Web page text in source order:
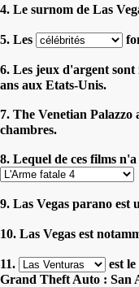
4. Le surnom de Las
5. Les
6. Les jeux d'argent
ans aux Etats-Unis.
7. The Venetian Palazzo
chambres.
8. Lequel de ces films
9. Las Vegas parano est
10. Las Vegas est
11.
est
Grand Theft Auto : San